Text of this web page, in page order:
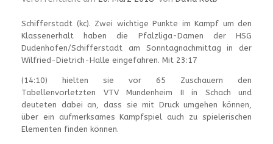
Schifferstadt (kc). Zwei wichtige Punkte im Kampf um den
Klassenerhalt haben die Pfalzliga-Damen der HSG
Dudenhofen/Schifferstadt am Sonntagnachmittag in der
Wilfried-Dietrich-Halle eingefahren. Mit 23:17
(14:10) hielten sie vor 65 Zuschauern den
Tabellenvorletzten VTV Mundenheim II in Schach und
deuteten dabei an, dass sie mit Druck umgehen können,
über ein aufmerksames Kampfspiel auch zu spielerischen
Elementen finden können.